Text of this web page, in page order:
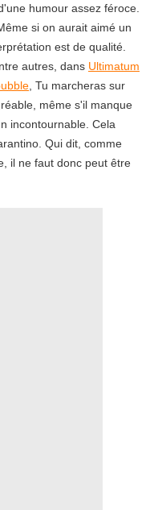
humour assez féroce.
si on aurait aimé un
est de qualité.
autres, dans Ultimatum
, Tu marcheras sur
même s'il manque
incontournable. Cela
Qui dit, comme
il ne faut donc peut être